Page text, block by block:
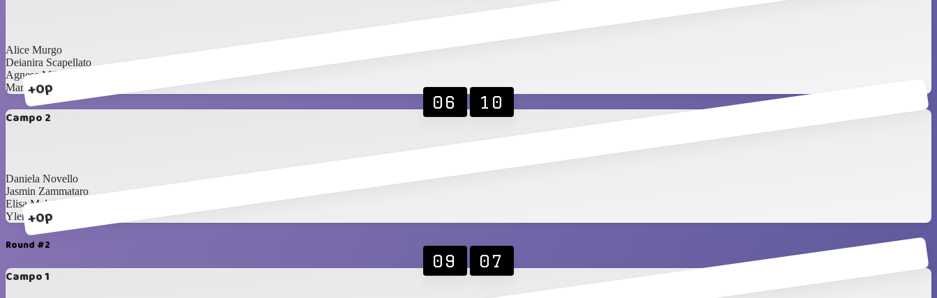
+0p
Alice Murgo
Deianira Scapellato
Agnese Milazzo
Marinella Attaguile
Campo 2
+0p
06 10
Daniela Novello
Jasmin Zammataro
Elisa Malgioglio
Ylenia Cannizzo
Round #2
Campo 1
09 07